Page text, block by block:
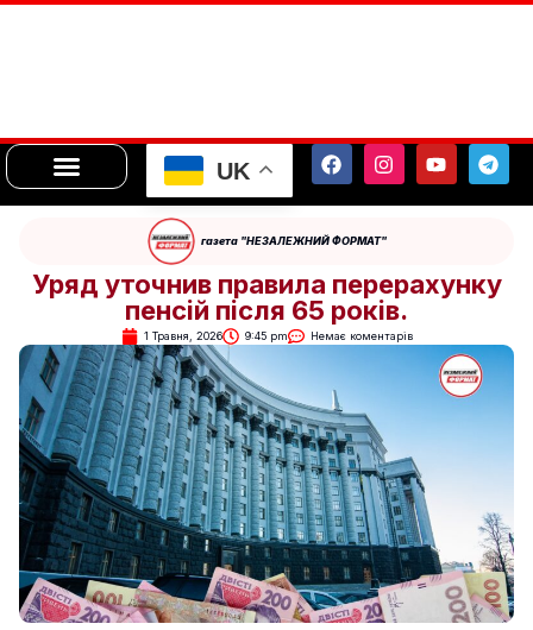
UK
газета "НЕЗАЛЕЖНИЙ ФОРМАТ"
Уряд уточнив правила перерахунку
пенсій після 65 років.
1 Травня, 2026 9:45 pm Немає коментарів